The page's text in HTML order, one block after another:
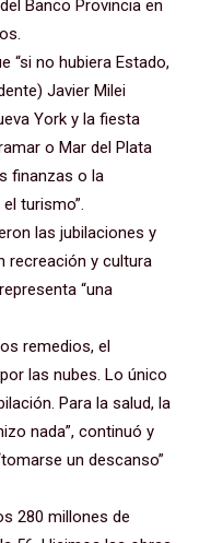
Banco Provincia en
“si no hubiera Estado,
Javier Milei
York y la fiesta
o Mar del Plata
finanzas o la
turismo”.
las jubilaciones y
recreación y cultura
“una
remedios, el
las nubes. Lo único
Para la salud, la
nada”, continuó y
un descanso”
280 millones de